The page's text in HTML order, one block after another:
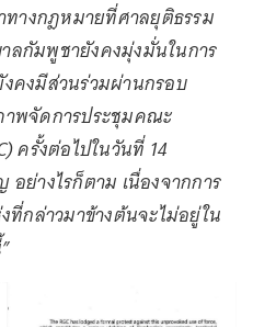
างกฎหมายที่ศาลยุติธรรม
ลกัมพูชายังคงมุ่งมั่นในการ
คงมีส่วนร่วมผ่านกรอบ
าพจัดการประชุมคณะ
ครั้งต่อไปในวันที่ 14
ย่างไรก็ตาม เนื่องจากการ
ที่กล่าวมาข้างต้นจะไม่อยู่ใน